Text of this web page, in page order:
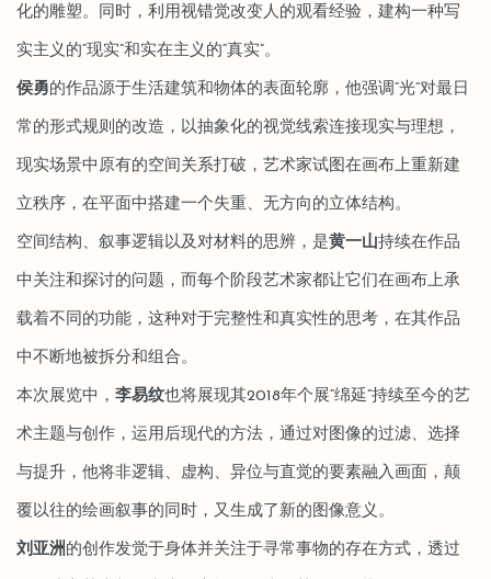
化的雕塑。同时，利用视错觉改变人的观看经验，建构一种写
实主义的“现实”和实在主义的“真实”。
侯勇 的作品源于生活建筑和物体的表面轮廓，他强调“光”对最日
常的形式规则的改造，以抽象化的视觉线索连接现实与理想，
现实场景中原有的空间关系打破，艺术家试图在画布上重新建
立秩序，在平面中搭建一个失重、无方向的立体结构。
空间结构、叙事逻辑以及对材料的思辨，是黄一山 持续在作品
中关注和探讨的问题，而每个阶段艺术家都让它们在画布上承
载着不同的功能，这种对于完整性和真实性的思考，在其作品
中不断地被拆分和组合。
本次展览中， 李易纹也将展现其2018年个展“绵延”持续至今的艺
术主题与创作，运用后现代的方法，通过对图像的过滤、选择
与提升，他将非逻辑、虚构、异位与直觉的要素融入画面，颠
覆以往的绘画叙事的同时，又生成了新的图像意义。
刘亚洲 的创作发觉于身体并关注于寻常事物的存在方式，透过